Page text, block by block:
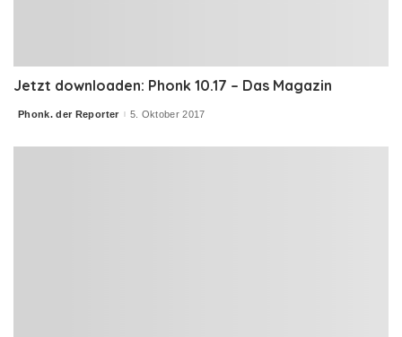
Jetzt downloaden: Phonk 10.17 – Das Magazin
Posted
Phonk. der Reporter 5. Oktober 2017